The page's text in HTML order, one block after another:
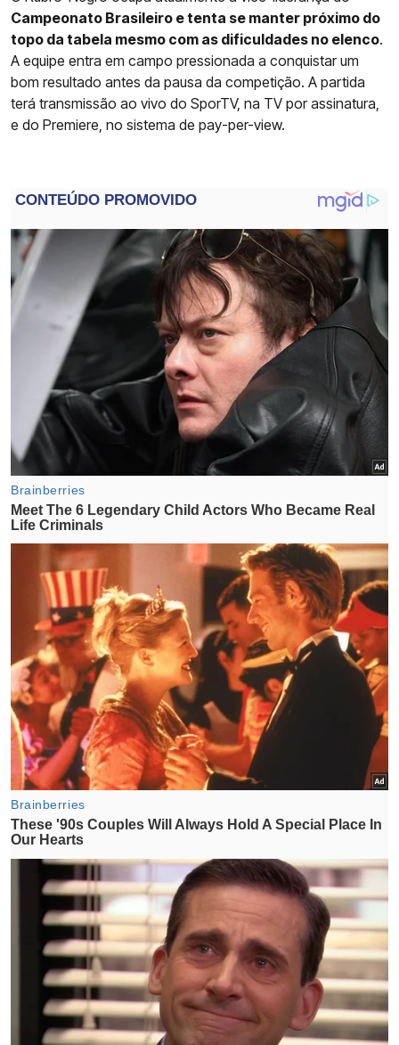
Campeonato Brasileiro e tenta se manter próximo do
topo da tabela mesmo com as dificuldades no elenco.
A equipe entra em campo pressionada a conquistar um
bom resultado antes da pausa da competição. A partida
terá transmissão ao vivo do SporTV, na TV por assinatura,
e do Premiere, no sistema de pay-per-view.